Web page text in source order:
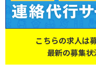
こちらの求人は
最新の募集状